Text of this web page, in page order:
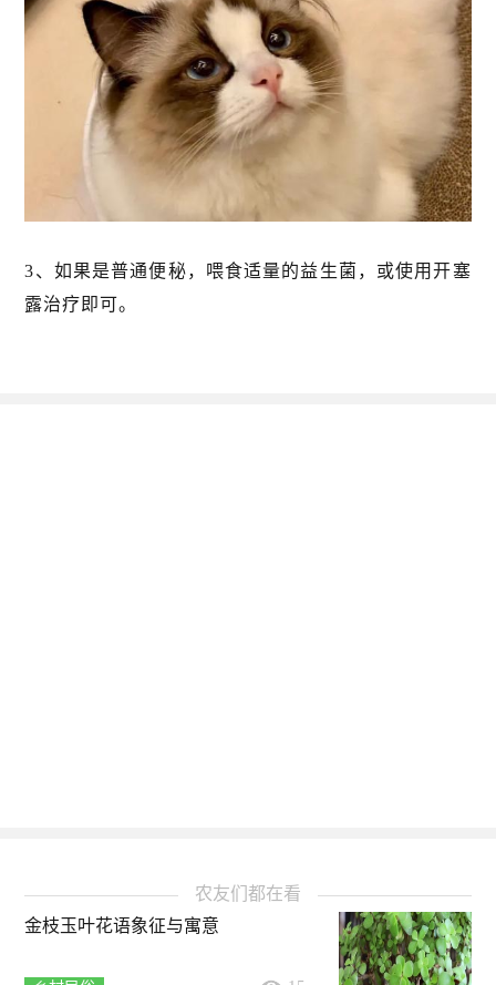
3、如果是普通便秘，喂食适量的益生菌，或使用开塞
露治疗即可。
农友们都在看
金枝玉叶花语象征与寓意